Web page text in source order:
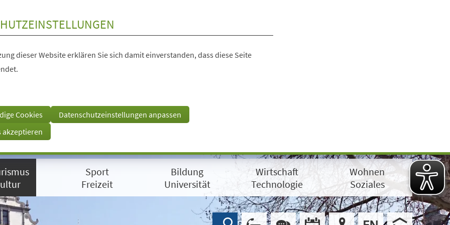
dieser Website erklären Sie sich damit einverstanden, dass diese Seite
Cookies
Datenschutzeinstellungen anpassen
akzeptieren
Sport
Freizeit
Bildung
Universität
Wirtschaft
Technologie
Wohnen
Soziales